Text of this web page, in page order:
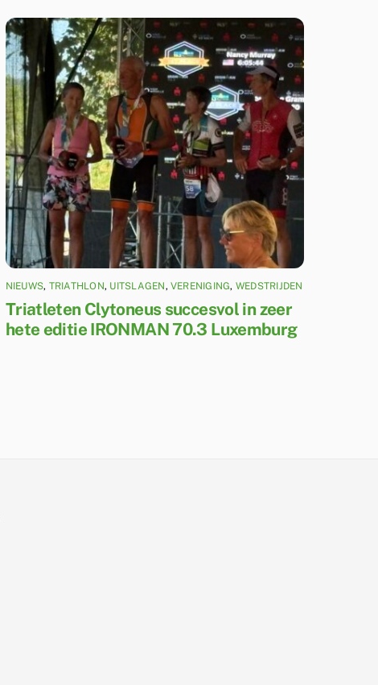
NIEUWS, TRIATHLON, UITSLAGEN, VERENIGING, WEDSTRIJDEN
Triatleten Clytoneus succesvol in zeer
hete editie IRONMAN 70.3 Luxemburg